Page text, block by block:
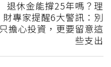
退休金能撐25年嗎？理
財專家提醒6大警訊：別
只擔心投資，更要留意這
些支出